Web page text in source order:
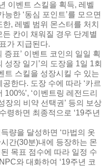
이벤트 스킬을 획득, 레벨
한 ‘동심 포인트’를 모으면
한, 레벨 범위 몬스터를 처치
칸이 채워질 경우 단계별
가 지급된다.
증표’ 이벤트 코인의 일일 획
성장 일기’의 도장을 1일 1회
트 스킬을 성장시킬 수 있는
한다. 도장 수에 따라 ‘카르
‘이벤트링 레전드리
장의 비약 선택권’ 등의 보상
령하면 최종적으로 ‘19주년
량을 달성하면 ‘마법의 옷
간(30분)내에 등장하는 몬
목표 점수에 따라 일정 수
와 대화하여 ‘19주년 코